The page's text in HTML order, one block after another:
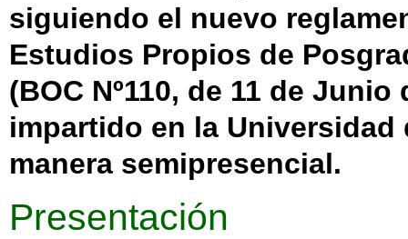
siguiendo el nuevo
Estudios Propios de
(BOC Nº110, de 11 de Junio
impartido en la Universidad
manera semipresencial.
Presentación